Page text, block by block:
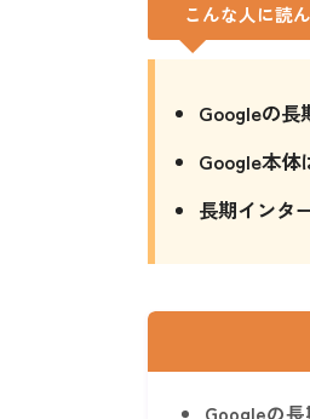
こんな人に読
Googleの長
Google本体
長期インタ